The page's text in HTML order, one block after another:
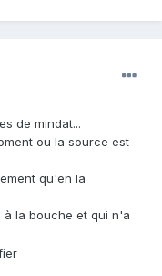
de mindat...
ou la source est
qu'en la
à la bouche et qui n'a